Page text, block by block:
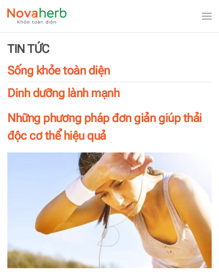
Skip to main content
TIN TỨC
Sống khỏe toàn diện
Dinh dưỡng lành mạnh
Những phương pháp đơn giản giúp thải
độc cơ thể hiệu quả